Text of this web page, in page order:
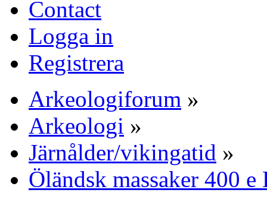
Contact
Logga in
Registrera
Arkeologiforum »
Arkeologi »
Järnålder/vikingatid »
Öländsk massaker 400 e